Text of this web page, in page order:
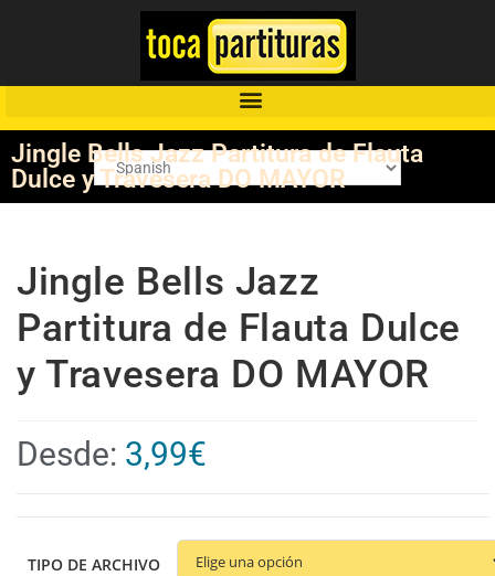
Jingle Bells Jazz Partitura de Flauta
Dulce y Travesera DO MAYOR
Jingle Bells Jazz
Partitura de Flauta Dulce
y Travesera DO MAYOR
Desde: 3,99€
TIPO DE ARCHIVO